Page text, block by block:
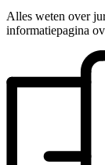
Alles weten over
informatiepagina